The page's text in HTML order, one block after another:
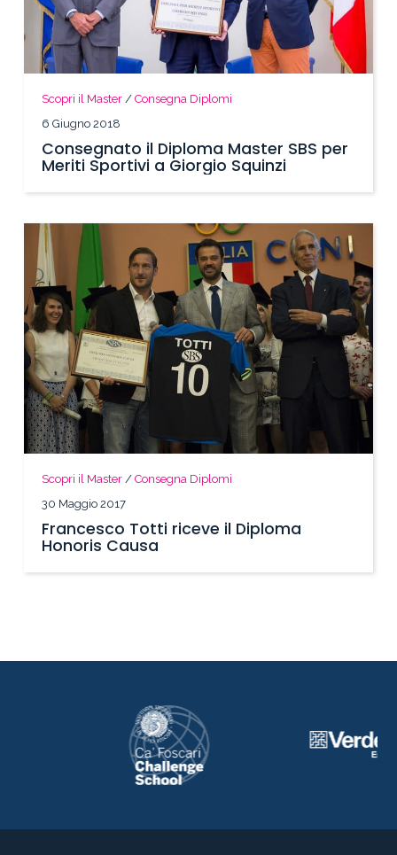
Scopri il Master /Consegna Diplomi
6 Giugno 2018
Consegnato il Diploma Master SBS per
Meriti Sportivi a Giorgio Squinzi
Scopri il Master /Consegna Diplomi
30 Maggio 2017
Francesco Totti riceve il Diploma
Honoris Causa